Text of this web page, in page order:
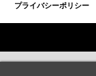
プライバシーポリシー